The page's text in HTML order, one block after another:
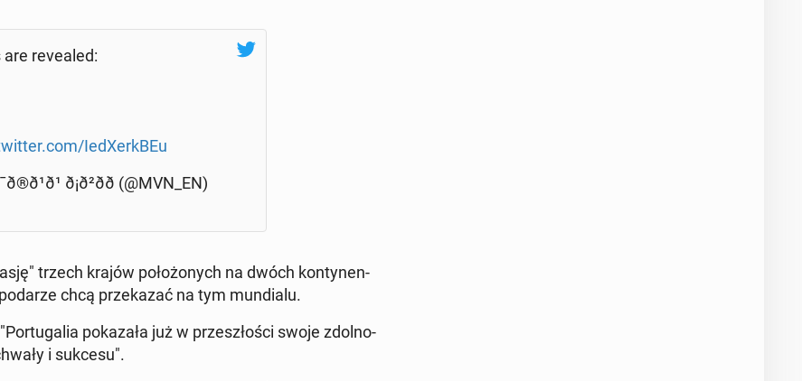
re­ve­aled:
Ie­dXerk­BEu
ð¡ð²ðð (@MVN_EN)
trzech krajów po­ło­żo­nych na dwóch kon­ty­nen­
chcą prze­ka­zać na tym mun­dia­lu.
po­ka­za­ła już w prze­szło­ści swoje zdol­no­
i sukcesu".